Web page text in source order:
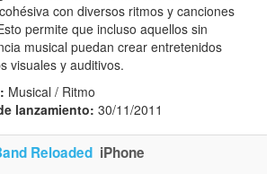
con diversos ritmos y canciones
permite que incluso aquellos sin
musical puedan crear entretenidos
visuales y auditivos.
Musical / Ritmo
lanzamiento: 30/11/2011
Reloaded iPhone